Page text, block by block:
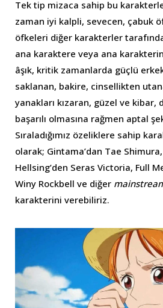
Tek tip mizaca sahip bu
zaman iyi kalpli, sevecen, çabuk
öfkeleri diğer karakterler
ana karaktere veya ana karakterin
âşık, kritik zamanlarda güçlü
saklanan, bakire, cinsellikten
yanakları kızaran, güzel ve kibar,
başarılı olmasına rağmen aptal
Sıraladığımız özeliklere sahip
olarak; Gintama’dan Tae
Hellsing’den Seras Victoria, Full
Winy Rockbell ve diğer
karakterini verebiliriz.